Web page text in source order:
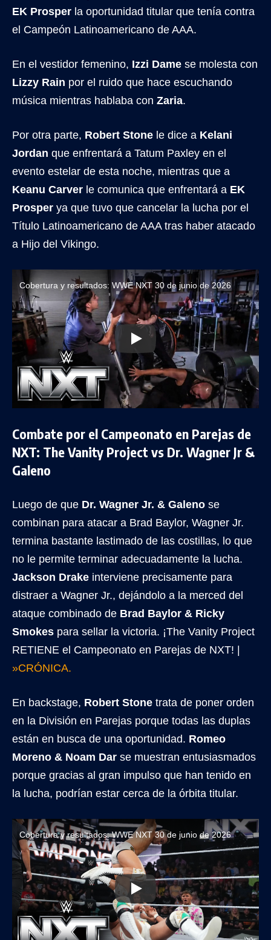
EK Prosper la oportunidad titular que tenía contra
el Campeón Latinoamericano de AAA.
En el vestidor femenino, Izzi Dame se molesta con
Lizzy Rain por el ruido que hace escuchando
música mientras hablaba con Zaria.
Por otra parte, Robert Stone le dice a Kelani
Jordan que enfrentará a Tatum Paxley en el
evento estelar de esta noche, mientras que a
Keanu Carver le comunica que enfrentará a EK
Prosper ya que tuvo que cancelar la lucha por el
Título Latinoamericano de AAA tras haber atacado
a Hijo del Vikingo.
Cobertura y resultados: WWE NXT 30 de junio de 2026
Combate por el Campeonato en Parejas de
NXT: The Vanity Project vs Dr. Wagner Jr &
Galeno
Luego de que Dr. Wagner Jr. & Galeno se
combinan para atacar a Brad Baylor, Wagner Jr.
termina bastante lastimado de las costillas, lo que
no le permite terminar adecuadamente la lucha.
Jackson Drake interviene precisamente para
distraer a Wagner Jr., dejándolo a la merced del
ataque combinado de Brad Baylor & Ricky
Smokes para sellar la victoria. ¡The Vanity Project
RETIENE el Campeonato en Parejas de NXT! |
»CRÓNICA.
En backstage, Robert Stone trata de poner orden
en la División en Parejas porque todas las duplas
están en busca de una oportunidad. Romeo
Moreno & Noam Dar se muestran entusiasmados
porque gracias al gran impulso que han tenido en
la lucha, podrían estar cerca de la órbita titular.
Cobertura y resultados: WWE NXT 30 de junio de 2026